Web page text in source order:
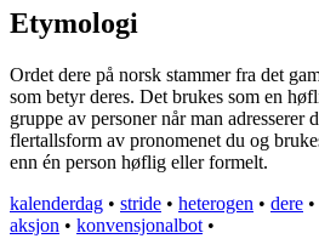
Etymologi
Ordet dere på norsk stammer fra det
som betyr deres. Det brukes som en
gruppe av personer når man adresserer
flertallsform av pronomenet du og
enn én person høflig eller formelt.
kalenderdag • stride • heterogen • dere •
aksjon • konvensjonalbot •